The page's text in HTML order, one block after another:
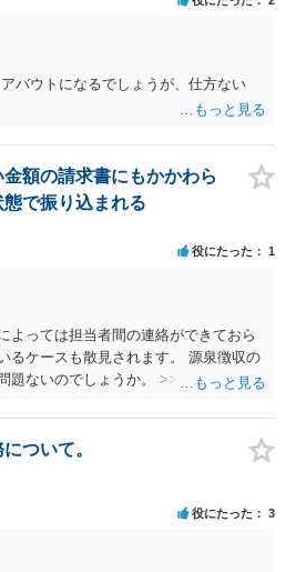
バウトになるでしょうが、仕方ない
額の請求書にもかかわら
で振り込まれる
役にたった 1
よっては担当者間の連絡ができておら
るケースも散見されます。 源泉徴収の
題ないのでしょうか。 >>違法というこ
ているのでややこしい瞬間は生じるよ
できるのであれば同じく問題はありま
りますが、一度相手方の担当者や上司
いかもしれません。
ついて。
役にたった 3